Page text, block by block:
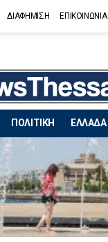
ΔΙΑΦΗΜΙΣΗ ΕΠΙΚΟΙΝΩΝΙΑ
ΠΟΛΙΤΙΚΗ ΕΛΛΑΔΑ